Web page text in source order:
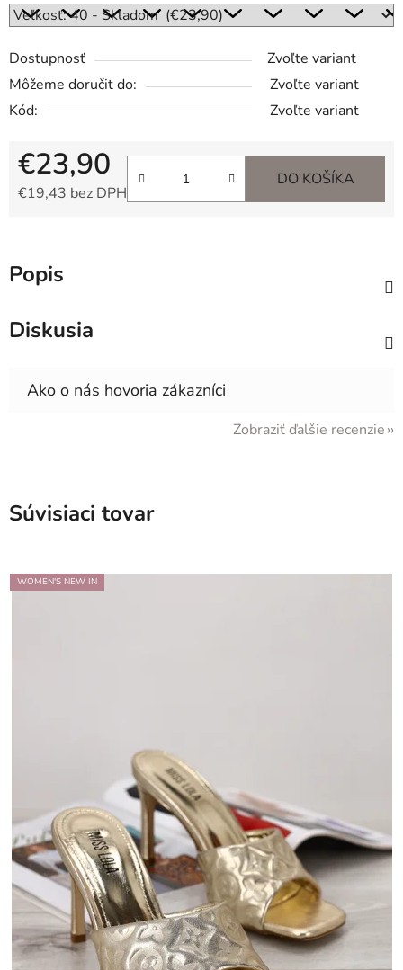
Dostupnosť
Zvoľte variant
Môžeme doručiť do:
Zvoľte variant
Kód:
Zvoľte variant
€23,90
€19,43 bez DPH
DO KOŠÍKA
Popis
Diskusia
Zobraziť ďalšie recenzie
Súvisiaci tovar
WOMEN'S NEW IN